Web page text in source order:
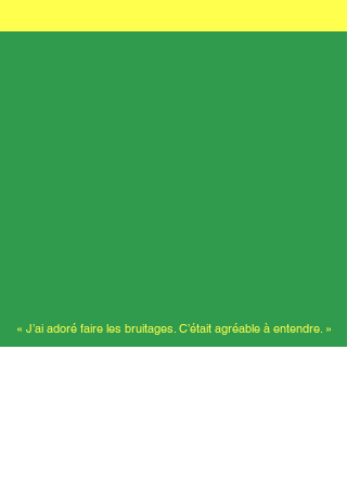
« J’ai adoré faire les bruitages. C’était agréable à entendre. »